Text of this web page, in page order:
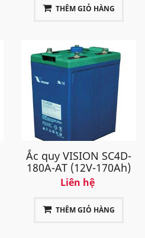
THÊM GIỎ HÀNG
Ắc quy VISION SC4D-
180A-AT (12V-170Ah)
Liên hệ
THÊM GIỎ HÀNG